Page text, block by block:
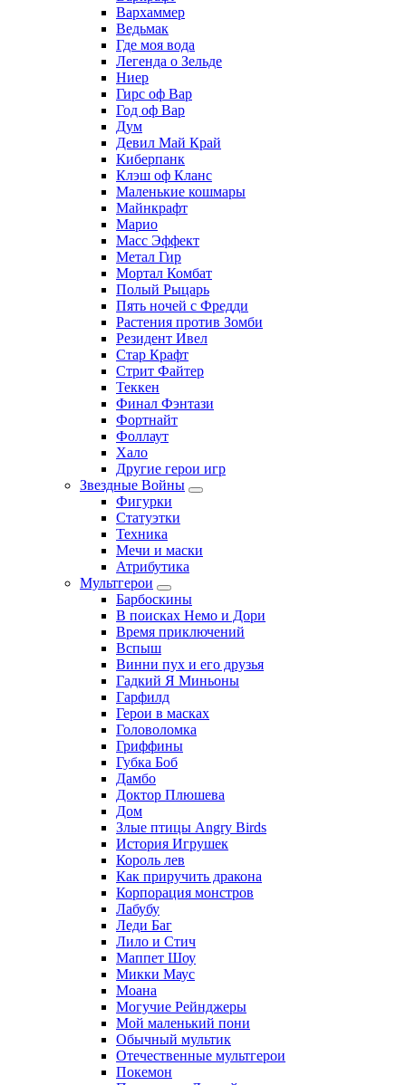
Вархаммер
Ведьмак
Где моя вода
Легенда о Зельде
Ниер
Гирс оф Вар
Год оф Вар
Дум
Девил Май Край
Киберпанк
Клэш оф Кланс
Маленькие кошмары
Майнкрафт
Марио
Масс Эффект
Метал Гир
Мортал Комбат
Полый Рыцарь
Пять ночей с Фредди
Растения против Зомби
Резидент Ивел
Стар Крафт
Стрит Файтер
Теккен
Финал Фэнтази
Фортнайт
Фоллаут
Хало
Другие герои игр
Звездные Войны
Фигурки
Статуэтки
Техника
Мечи и маски
Атрибутика
Мультгерои
Барбоскины
В поисках Немо и Дори
Время приключений
Вспыш
Винни пух и его друзья
Гадкий Я Миньоны
Гарфилд
Герои в масках
Головоломка
Гриффины
Губка Боб
Дамбо
Доктор Плюшева
Дом
Злые птицы Angry Birds
История Игрушек
Король лев
Как приручить дракона
Корпорация монстров
Лабубу
Леди Баг
Лило и Стич
Маппет Шоу
Микки Маус
Моана
Могучие Рейнджеры
Мой маленький пони
Обычный мультик
Отечественные мультгерои
Покемон